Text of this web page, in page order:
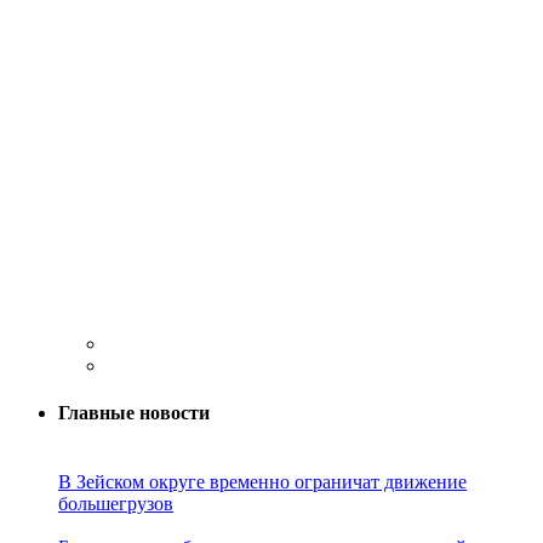
Главные новости
В Зейском округе временно ограничат движение
большегрузов